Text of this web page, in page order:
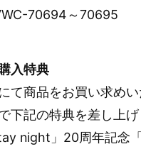
70694～70695
入特典
て商品をお買い求め
下記の特典を差し上げ
night」20周年記念